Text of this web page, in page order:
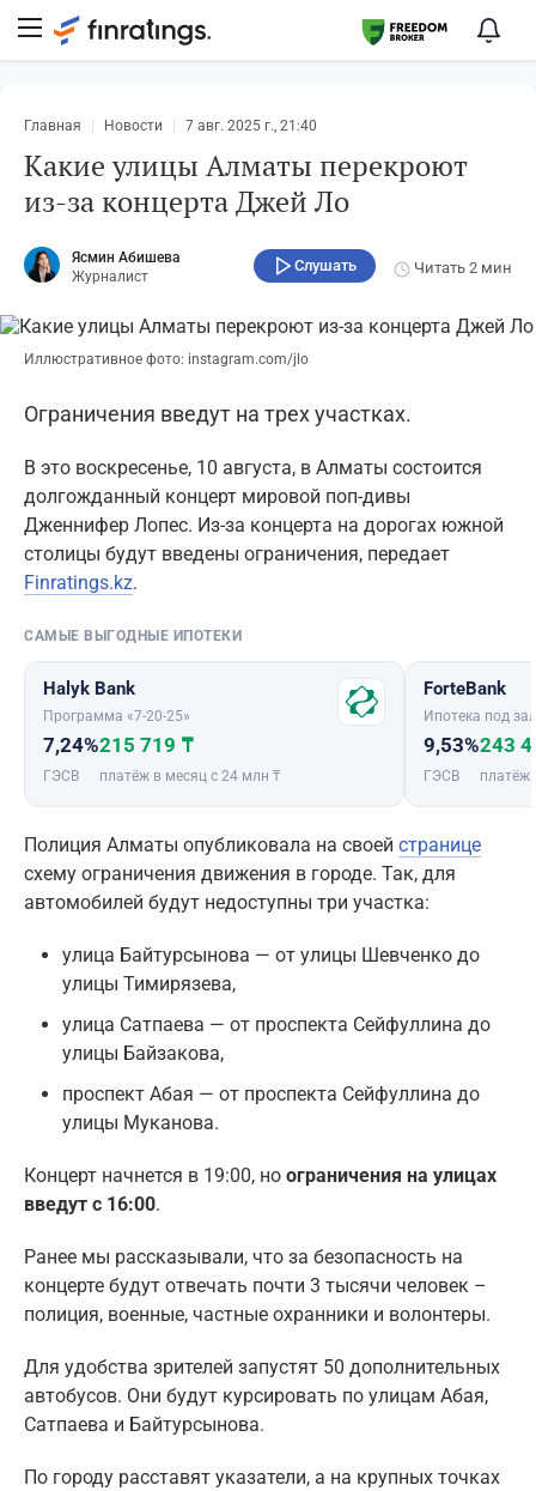
Главная Новости 7 авг. 2025 г., 21:40
Какие улицы Алматы перекроют
из-за концерта Джей Ло
Ясмин Абишева
Журналист
Слушать Читать 2 мин
Иллюстративное фото: instagram.com/jlo
Ограничения введут на трех участках.
В это воскресенье, 10 августа, в Алматы состоится
долгожданный концерт мировой поп-дивы
Дженнифер Лопес. Из-за концерта на дорогах южной
столицы будут введены ограничения, передает
Finratings.kz.
САМЫЕ ВЫГОДНЫЕ ИПОТЕКИ
Halyk Bank
Программа «7-20-25»
7,24%
ГЭСВ
215 719 ₸
платёж в месяц с 24 млн ₸
ForteBank
Ипотека под
9,53%
ГЭСВ
243
платёж
Полиция Алматы опубликовала на своей странице
схему ограничения движения в городе. Так, для
автомобилей будут недоступны три участка:
улица Байтурсынова — от улицы Шевченко до
улицы Тимирязева,
улица Сатпаева — от проспекта Сейфуллина до
улицы Байзакова,
проспект Абая — от проспекта Сейфуллина до
улицы Муканова.
Концерт начнется в 19:00, но ограничения на улицах
введут с 16:00.
Ранее мы рассказывали, что за безопасность на
концерте будут отвечать почти 3 тысячи человек –
полиция, военные, частные охранники и волонтеры.
Для удобства зрителей запустят 50 дополнительных
автобусов. Они будут курсировать по улицам Абая,
Сатпаева и Байтурсынова.
По городу расставят указатели, а на крупных точках